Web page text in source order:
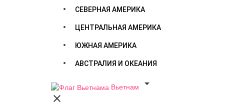
СЕВЕРНАЯ АМЕРИКА
ЦЕНТРАЛЬНАЯ АМЕРИКА
ЮЖНАЯ АМЕРИКА
АВСТРАЛИЯ И ОКЕАНИЯ
Вьетнам

